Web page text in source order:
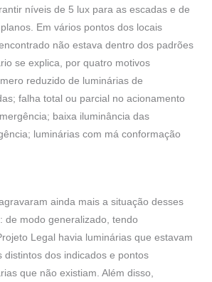
níveis de 5 lux para as escadas e de
Em vários pontos dos locais
não estava dentro dos padrões
se explica, por quatro motivos
reduzido de luminárias de
falha total ou parcial no acionamento
baixa iluminância das
luminárias com má conformação
ainda mais a situação desses
de modo generalizado, tendo
Legal havia luminárias que estavam
distintos dos indicados e pontos
que não existiam. Além disso,